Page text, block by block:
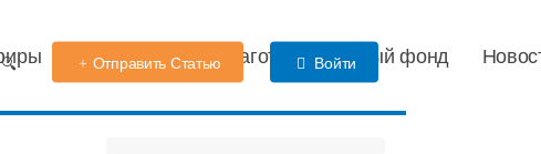
Детский сад Благотворительный фонд
Отправить Статью Войти